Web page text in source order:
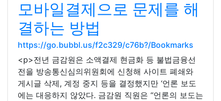
모바일결제으로 문제를 해
결하는 방법
https://go.bubbl.us/f2c329/c76b?/Bookmarks
<p>전년 금감원은 소액결제 현금화 등 불법금융선
전을 방송통신심의위원회에 신청해 사이트 폐쇄와
게시글 삭제, 계정 중지 등을 결정했지만 ‘언론 보도
에는 대응하지 않았다. 금감원 직원은 “언론의 보도는